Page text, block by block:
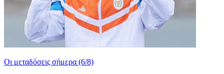
Οι μεταδόσεις σήμερα (6/8)